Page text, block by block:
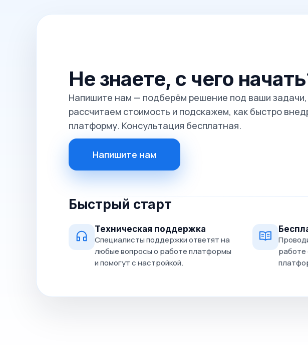
Не знаете, с чего
Напишите нам — подберём решение под ваши задачи,
рассчитаем стоимость и подскажем, как быстро
платформу. Консультация бесплатная.
Напишите нам
Быстрый старт
Техническая поддержка
Специалисты поддержки ответят на
любые вопросы о работе платформы
и помогут с настройкой.
работе